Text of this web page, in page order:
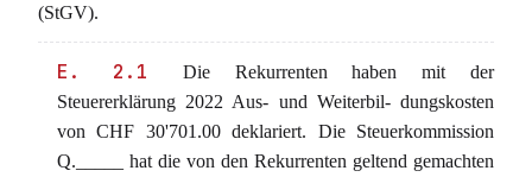
(StGV).
E. 2.1
Die Rekurrenten haben mit der
Steuererklärung 2022 Aus- und Weiterbil- dungskosten
von CHF 30'701.00 deklariert. Die Steuerkommission
Q._____ hat die von den Rekurrenten geltend gemachten